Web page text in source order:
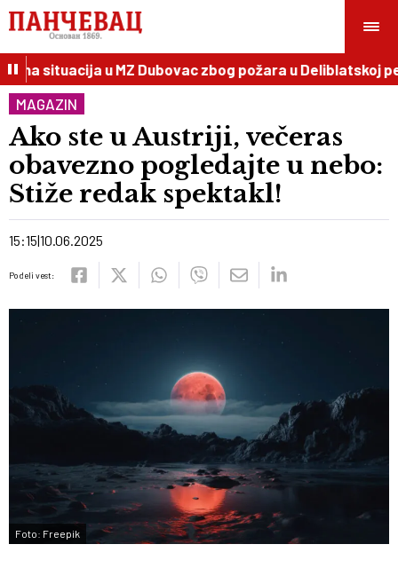
situacija u MZ Dubovac zbog požara u Deliblatskoj
MAGAZIN
Ako ste u Austriji, večeras
obavezno pogledajte u nebo:
Stiže redak spektakl!
15:15 10.06.2025
Podeli vest:
Foto: Freepik